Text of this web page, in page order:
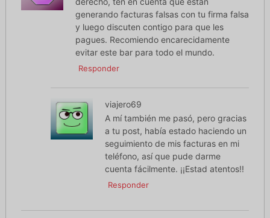
generando facturas falsas con tu firma falsa
y luego discuten contigo para que les
pagues. Recomiendo encarecidamente
evitar este bar para todo el mundo.
Responder
viajero69
A mí también me pasó, pero gracias
a tu post, había estado haciendo un
seguimiento de mis facturas en mi
teléfono, así que pude darme
cuenta fácilmente. ¡¡Estad atentos!!
Responder